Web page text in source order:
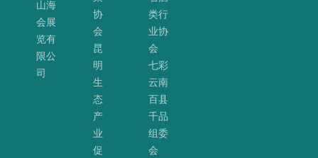
山海
会展
览有
限公
司
协
会
昆
明
生
态
产
业
促
类行
业协
会
七彩
云南
百县
千品
组委
会